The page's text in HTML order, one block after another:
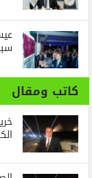
كاتب ومقال